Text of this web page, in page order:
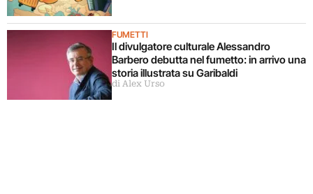
FUMETTI
Il divulgatore culturale Alessandro
Barbero debutta nel fumetto: in arrivo una
storia illustrata su Garibaldi
di Alex Urso